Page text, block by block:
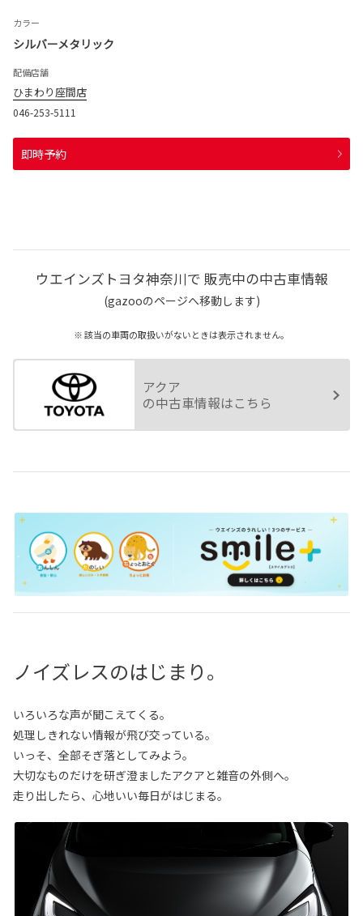
カラー
シルバーメタリック
配備店舗
ひまわり座間店
046-253-5111
即時予約
ウエインズトヨタ神奈川で 販売中の中古車情報
(gazooのページへ移動します)
※ 該当の車両の取扱いがないときは表示されません。
アクア
の中古車情報はこちら
ノイズレスのはじまり。
いろいろな声が聞こえてくる。
処理しきれない情報が飛び交っている。
いっそ、全部そぎ落としてみよう。
大切なものだけを研ぎ澄ましたアクアと雑音の外側へ。
走り出したら、心地いい毎日がはじまる。